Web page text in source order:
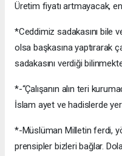
Üretim fiyatı artmayacak,
*Ceddimiz sadakasını bile
olsa başkasına yaptırarak
sadakasını verdiği
*-“Çalışanın alın teri
İslam ayet ve hadislerde
*-Müslüman Milletin ferdi,
prensipler bizleri bağlar.